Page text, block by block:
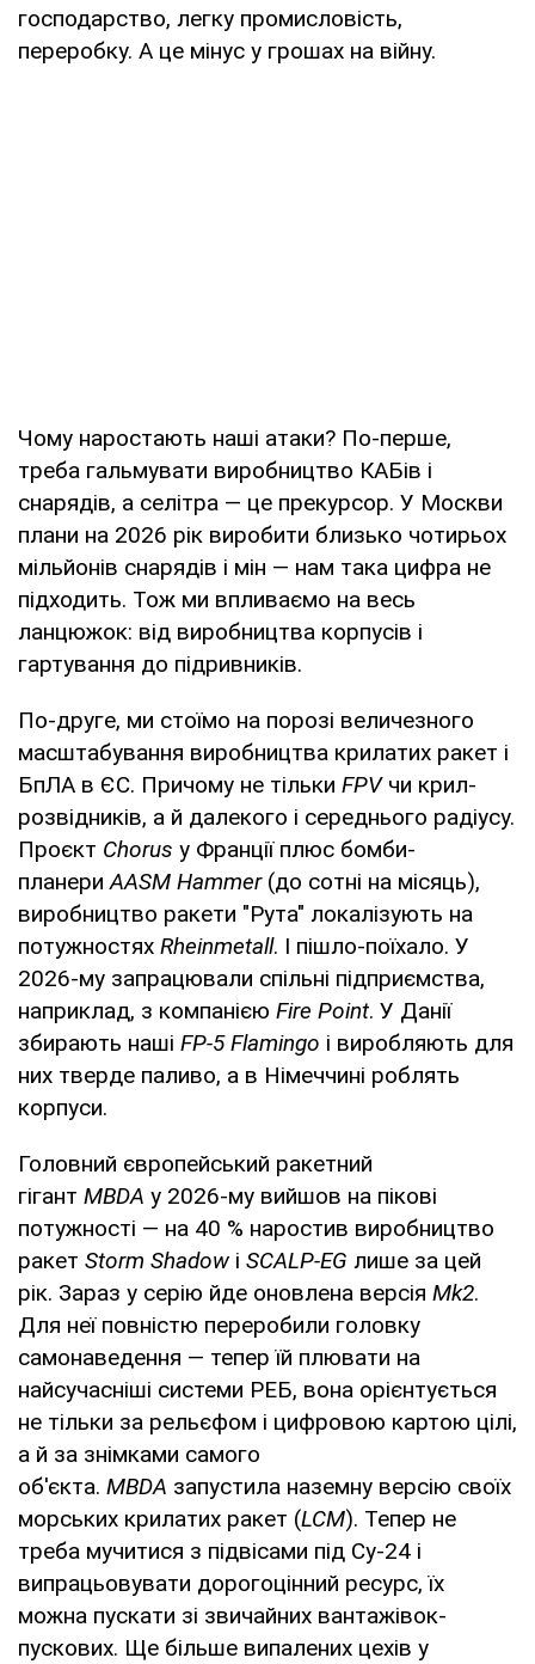
господарство, легку промисловість,
переробку. А це мінус у грошах на війну.
Чому наростають наші атаки? По-перше,
треба гальмувати виробництво КАБів і
снарядів, а селітра — це прекурсор. У Москви
плани на 2026 рік виробити близько чотирьох
мільйонів снарядів і мін — нам така цифра не
підходить. Тож ми впливаємо на весь
ланцюжок: від виробництва корпусів і
гартування до підривників.
По-друге, ми стоїмо на порозі величезного
масштабування виробництва крилатих ракет і
БпЛА в ЄС. Причому не тільки FPVчи крил-
розвідників, а й далекого і середнього радіусу.
Проєкт Chorus у Франції плюс бомби-
планериAASM Hammer(до сотні на місяць),
виробництво ракети "Рута" локалізують на
потужностях Rheinmetall. І пішло-поїхало. У
2026-му запрацювали спільні підприємства,
наприклад, з компанією Fire Point. У Данії
збирають наші FP-5 Flamingo і виробляють для
них тверде паливо, а в Німеччині роблять
корпуси.
Головний європейський ракетний
гігант MBDA у 2026-му вийшов на пікові
потужності — на 40 % наростив виробництво
ракет Storm Shadow і SCALP-EG лише за цей
рік. Зараз у серію йде оновлена версія Mk2.
Для неї повністю переробили головку
самонаведення — тепер їй плювати на
найсучасніші системи РЕБ, вона орієнтується
не тільки за рельєфом і цифровою картою цілі,
а й за знімками самого
об'єкта. MBDA запустила наземну версію своїх
морських крилатих ракет (LCM). Тепер не
треба мучитися з підвісами під Су-24 і
випрацьовувати дорогоцінний ресурс, їх
можна пускати зі звичайних вантажівок-
пускових. Ще більше випалених цехів у